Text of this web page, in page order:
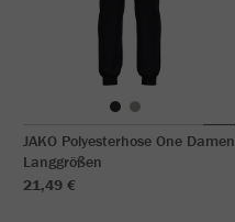
JAKO Polyesterhose One Damen
Langgrößen
21,49 €